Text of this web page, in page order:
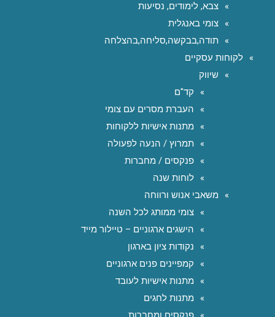
צבא, לימודים, נסיעות
צומי באנגלית
תודה,בבקשה,סליחה,בהצלחה
לקוחות עסקיים
שיווק
קד"ם
העברת מסרים עם צומי
מתנות אישיות ללקוחות
תמרוץ / הנעה לפעולה
פנקסים / מחברות
לוחות שנה
משאבי אנוש ורווחה
צומי ממותג לכל השנה
הישגים ארגוניים – טיילור מייד
נקודות ציון בארגון
קמפיינים פנים ארגוניים
מתנות אישיות לעובד
מתנות לחגים